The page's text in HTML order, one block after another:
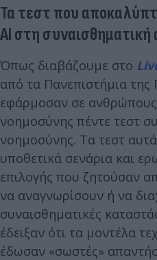
Τα τεστ που
AI στη
Όπως διαβάζουμε στο
από τα Πανεπιστήμια της
εφάρμοσαν σε ανθρώπους
νοημοσύνης πέντε τεστ
νοημοσύνης. Τα τεστ
υποθετικά σενάρια και
επιλογής που ζητούσαν
να αναγνωρίσουν ή να
συναισθηματικές
έδειξαν ότι τα μοντέλα
έδωσαν «σωστές»